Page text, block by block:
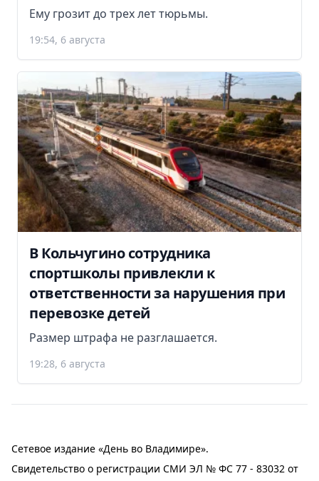
Ему грозит до трех лет тюрьмы.
19:54, 6 августа
В Кольчугино сотрудника
спортшколы привлекли к
ответственности за нарушения при
перевозке детей
Размер штрафа не разглашается.
19:28, 6 августа
Сетевое издание «День во Владимире».
Свидетельство о регистрации СМИ ЭЛ № ФС 77 - 83032 от